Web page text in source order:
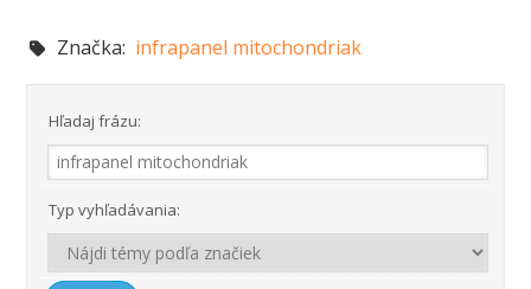
Značka: infrapanel mitochondriak
Hľadaj frázu:
Typ vyhľadávania: